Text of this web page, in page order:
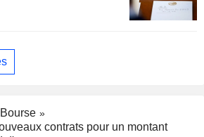
contrats pour un montant